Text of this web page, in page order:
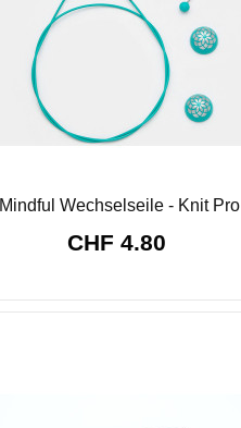
Mindful Wechselseile - Knit Pro
CHF 4.80